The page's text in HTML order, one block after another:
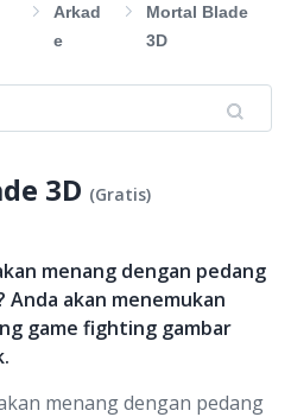
Arkad
E
Mortal Blade
3D
3D (Gratis)
menang dengan pedang
Anda akan menemukan
game fighting gambar
menang dengan pedang